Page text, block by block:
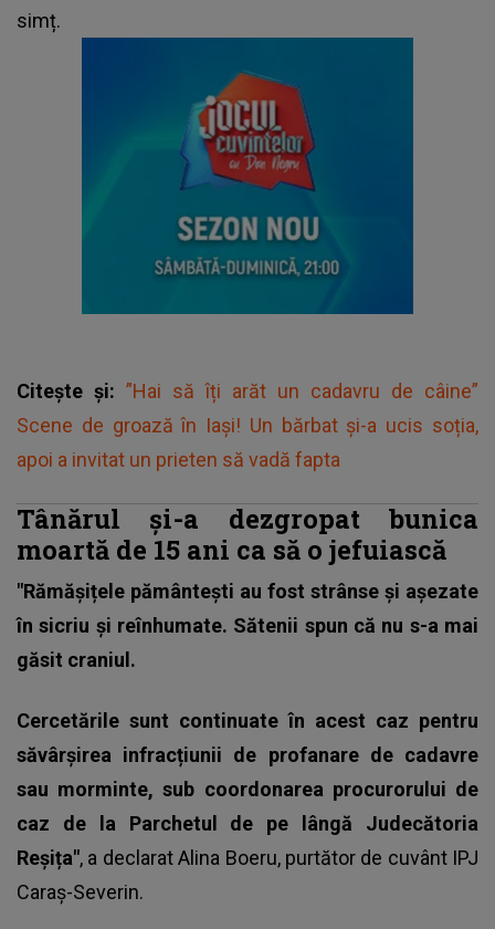
simț.
Citește și: ”Hai să îți arăt un cadavru de câine”
Scene de groază în Iași! Un bărbat și-a ucis soția,
apoi a invitat un prieten să vadă fapta
Tânărul și-a dezgropat bunica
moartă de 15 ani ca să o jefuiască
"Rămășițele pământești au fost strânse și așezate
în sicriu și reînhumate. Sătenii spun că nu s-a mai
găsit craniul.
Cercetările sunt continuate în acest caz pentru
săvârșirea infracțiunii de profanare de cadavre
sau morminte, sub coordonarea procurorului de
caz de la Parchetul de pe lângă Judecătoria
Reșița", a declarat Alina Boeru, purtător de cuvânt IPJ
Caraș-Severin.